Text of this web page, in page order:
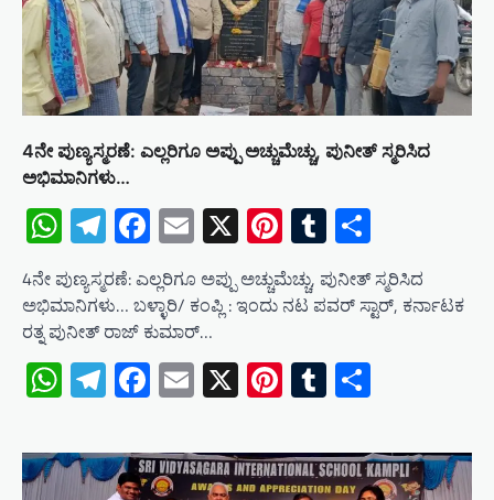
4ನೇ ಪುಣ್ಯಸ್ಮರಣೆ: ಎಲ್ಲರಿಗೂ ಅಪ್ಪು ಅಚ್ಚುಮೆಚ್ಚು, ಪುನೀತ್ ಸ್ಮರಿಸಿದ
ಅಭಿಮಾನಿಗಳು…
WhatsApp
Telegram
Facebook
Email
X Pinterest
Tumblr
4ನೇ ಪುಣ್ಯಸ್ಮರಣೆ: ಎಲ್ಲರಿಗೂ ಅಪ್ಪು ಅಚ್ಚುಮೆಚ್ಚು, ಪುನೀತ್ ಸ್ಮರಿಸಿದ
ಅಭಿಮಾನಿಗಳು… ಬಳ್ಳಾರಿ/ ಕಂಪ್ಲಿ : ಇಂದು ನಟ ಪವರ್ ಸ್ಟಾರ್, ಕರ್ನಾಟಕ
ರತ್ನ ಪುನೀತ್ ರಾಜ್ ಕುಮಾರ್…
WhatsApp
Telegram
Facebook
Email
X Pinterest
Tumblr